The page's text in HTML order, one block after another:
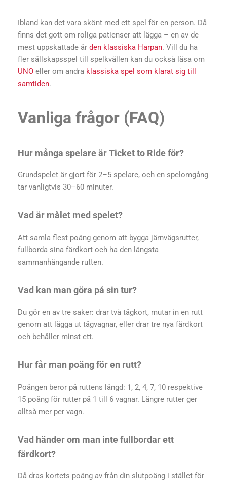
Ibland kan det vara skönt med ett spel för en person. Då
finns det gott om roliga patienser att lägga – en av de
mest uppskattade är den klassiska Harpan. Vill du ha
fler sällskapsspel till spelkvällen kan du också läsa om
UNO eller om andra klassiska spel som klarat sig till
samtiden.
Vanliga frågor (FAQ)
Hur många spelare är Ticket to Ride för?
Grundspelet är gjort för 2–5 spelare, och en spelomgång
tar vanligtvis 30–60 minuter.
Vad är målet med spelet?
Att samla flest poäng genom att bygga järnvägsrutter,
fullborda sina färdkort och ha den längsta
sammanhängande rutten.
Vad kan man göra på sin tur?
Du gör en av tre saker: drar två tågkort, mutar in en rutt
genom att lägga ut tågvagnar, eller drar tre nya färdkort
och behåller minst ett.
Hur får man poäng för en rutt?
Poängen beror på ruttens längd: 1, 2, 4, 7, 10 respektive
15 poäng för rutter på 1 till 6 vagnar. Längre rutter ger
alltså mer per vagn.
Vad händer om man inte fullbordar ett
färdkort?
Då dras kortets poäng av från din slutpoäng i stället för